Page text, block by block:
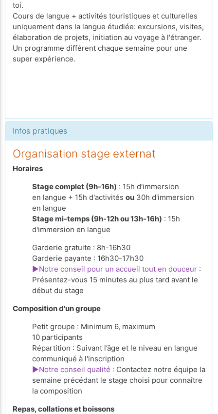
toi.
Cours de langue + activités touristiques et culturelles
uniquement dans la langue étudiée: excursions, visites,
élaboration de projets, initiation au voyage à l'étranger.
Un programme différent chaque semaine pour une
super expérience.
Infos pratiques
Organisation stage externat
Horaires
Stage complet (9h-16h) : 15h d'immersion
en langue + 15h d'activités ou 30h d'immersion
en langue
Stage mi-temps (9h-12h ou 13h-16h) : 15h
d'immersion en langue
Garderie gratuite : 8h-16h30
Garderie payante : 16h30-17h30
►Notre conseil pour un accueil tout en douceur :
Présentez-vous 15 minutes au plus tard avant le
début du stage
Composition d'un groupe
Petit groupe : Minimum 6, maximum
10 participants
Répartition : Suivant l’âge et le niveau en langue
communiqué à l'inscription
►Notre conseil qualité : Contactez notre équipe la
semaine précédant le stage choisi pour connaître
la composition
Repas, collations et boissons